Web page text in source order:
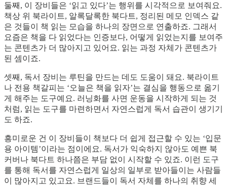
둘째, 이 장비들은 ‘읽고 있다’는 행위를 시각적으로 보여줘요.
책상 위 북라이트, 알록달록한 북다트, 정리된 메모 인덱스 같
은 것들이 책 읽는 모습을 하나의 장면으로 연출하죠. 그래서
요즘은 책을 다 읽었다는 인증보다, 어떻게 읽었는지를 보여주
는 콘텐츠가 더 많아지고 있어요. 읽는 과정 자체가 콘텐츠가
된 셈이죠.
셋째, 독서 장비는 루틴을 만드는 데도 도움이 돼요. 북라이트
나 전용 책갈피는 ‘오늘은 책을 읽자’는 결심을 행동으로 옮기
게 해주는 도구예요. 러닝화를 사면 운동을 시작하게 되는 것
처럼, 읽는 도구를 마련하면서 자연스럽게 독서 습관이 생기기
도 하죠.
흥미로운 건 이 장비들이 책보다 더 쉽게 접근할 수 있는 ‘입문
용 아이템’이라는 점이에요. 독서가 익숙하지 않아도 예쁜 북
커버나 북다트 하나쯤은 부담 없이 시작할 수 있죠. 이런 도구
를 통해 독서를 자연스럽게 일상의 일부로 받아들이는 사람들
이 많아지고 있고요. 브랜드들이 독서 자체를 하나의 취향 세